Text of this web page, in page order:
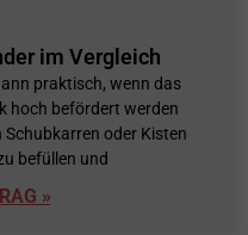
im Vergleich
praktisch, wenn das
hoch befördert werden
oder Kisten
befüllen und
»